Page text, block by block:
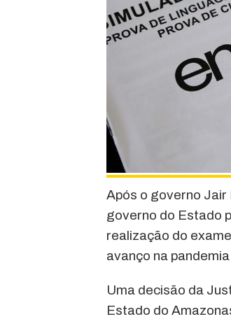
Após o governo Jair
governo do Estado
realização do
avanço na
Uma decisão da
Estado do